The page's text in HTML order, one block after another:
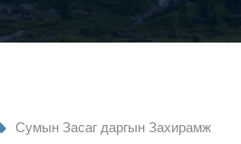
Сумын Засаг даргын Захирамж